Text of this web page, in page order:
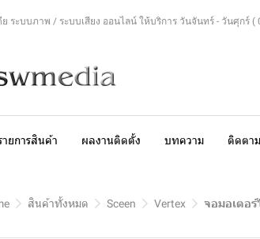
ระบบภาพ / ระบบเสียง ออนไลน์ ให้บริการ วันจันทร์ - วันศุกร์
ายการสินค้า ผลงานติดตั้ง บทความ ติดตา
สินค้าทั้งหมด Sceen Vertex จอมอเตอร์